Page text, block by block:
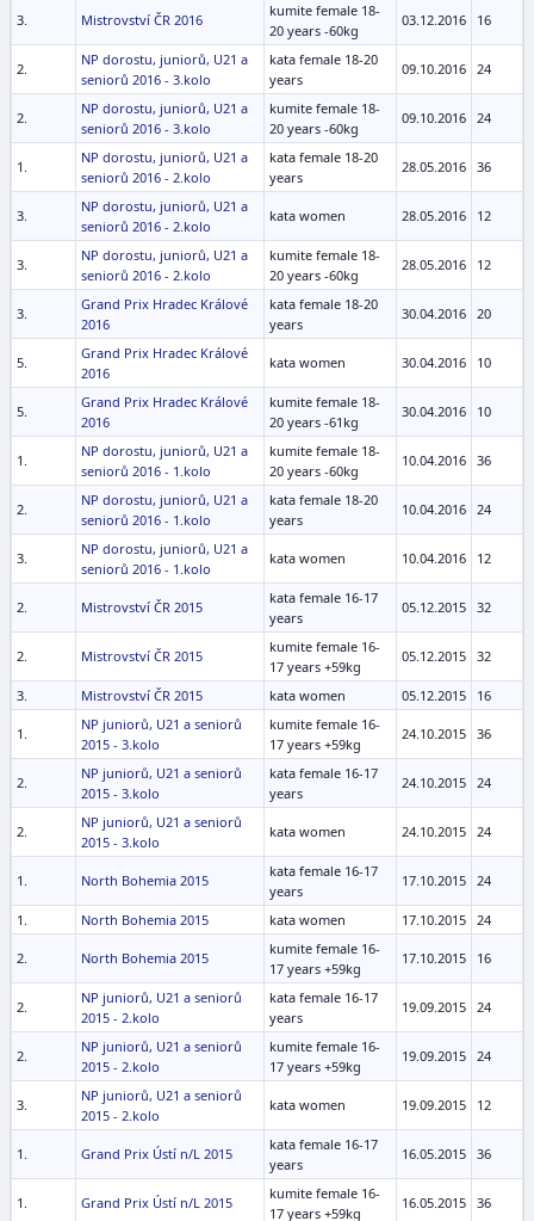
3. Mistrovství ČR 2016
kumite female 18-
20 years -60kg
03.12.2016 16
2.
NP dorostu, juniorů, U21 a
seniorů 2016 - 3.kolo
kata female 18-20
years
09.10.2016 24
2.
NP dorostu, juniorů, U21 a
seniorů 2016 - 3.kolo
kumite female 18-
20 years -60kg
09.10.2016 24
1.
NP dorostu, juniorů, U21 a
seniorů 2016 - 2.kolo
kata female 18-20
years
28.05.2016 36
3.
NP dorostu, juniorů, U21 a
seniorů 2016 - 2.kolo
kata women 28.05.2016 12
3.
NP dorostu, juniorů, U21 a
seniorů 2016 - 2.kolo
kumite female 18-
20 years -60kg
28.05.2016 12
3.
Grand Prix Hradec Králové
2016
kata female 18-20
years
30.04.2016 20
5.
Grand Prix Hradec Králové
2016
kata women 30.04.2016 10
5.
Grand Prix Hradec Králové
2016
kumite female 18-
20 years -61kg
30.04.2016 10
1.
NP dorostu, juniorů, U21 a
seniorů 2016 - 1.kolo
kumite female 18-
20 years -60kg
10.04.2016 36
2.
NP dorostu, juniorů, U21 a
seniorů 2016 - 1.kolo
kata female 18-20
years
10.04.2016 24
3.
NP dorostu, juniorů, U21 a
seniorů 2016 - 1.kolo
kata women 10.04.2016 12
2. Mistrovství ČR 2015
kata female 16-17
years
05.12.2015 32
2. Mistrovství ČR 2015
kumite female 16-
17 years +59kg
05.12.2015 32
3. Mistrovství ČR 2015 kata women 05.12.2015 16
1.
NP juniorů, U21 a seniorů
2015 - 3.kolo
kumite female 16-
17 years +59kg
24.10.2015 36
2.
NP juniorů, U21 a seniorů
2015 - 3.kolo
kata female 16-17
years
24.10.2015 24
2.
NP juniorů, U21 a seniorů
2015 - 3.kolo
kata women 24.10.2015 24
1. North Bohemia 2015
kata female 16-17
years
17.10.2015 24
1. North Bohemia 2015 kata women 17.10.2015 24
2. North Bohemia 2015
kumite female 16-
17 years +59kg
17.10.2015 16
2.
NP juniorů, U21 a seniorů
2015 - 2.kolo
kata female 16-17
years
19.09.2015 24
2.
NP juniorů, U21 a seniorů
2015 - 2.kolo
kumite female 16-
17 years +59kg
19.09.2015 24
3.
NP juniorů, U21 a seniorů
2015 - 2.kolo
kata women 19.09.2015 12
1. Grand Prix Ústí n/L 2015
kata female 16-17
years
16.05.2015 36
1. Grand Prix Ústí n/L 2015
kumite female 16-
17 years +59kg
16.05.2015 36